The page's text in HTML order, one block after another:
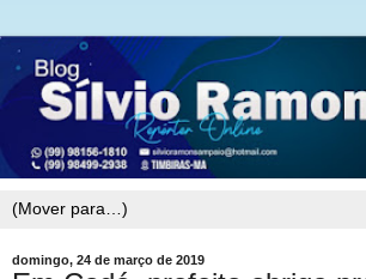
domingo, 24 de março de 2019